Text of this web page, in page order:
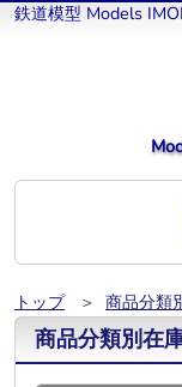
鉄道模型 Models
トップ ＞ 商品分類
商品分類別在